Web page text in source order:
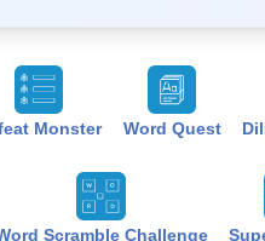
Monster Word Quest
Scramble Challenge